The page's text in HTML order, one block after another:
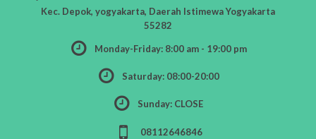
Kec. Depok, yogyakarta, Daerah Istimewa Yogyakarta
55282
Monday-Friday: 8:00 am - 19:00 pm
Saturday: 08:00-20:00
Sunday: CLOSE
08112646846